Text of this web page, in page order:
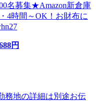
名募集★Amazon新倉庫
4時間～OK！お財布に
円
務地の詳細は別途お伝